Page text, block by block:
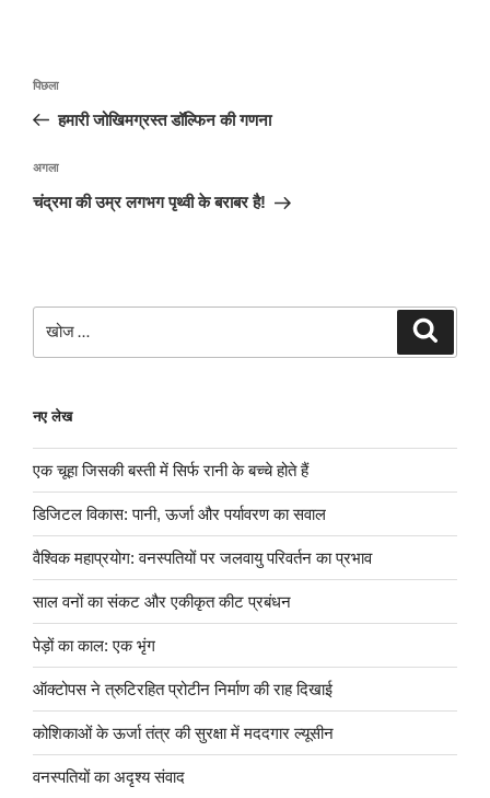
पोस्ट
पिछला
पोस्ट:
पिछला
हमारी जोखिमग्रस्त डॉल्फिन की गणना
अगली
पोस्ट
अगला
चंद्रमा की उम्र लगभग पृथ्वी के बराबर है!
खोजे
नए लेख
एक चूहा जिसकी बस्ती में सिर्फ रानी के बच्चे होते हैं
डिजिटल विकास: पानी, ऊर्जा और पर्यावरण का सवाल
वैश्विक महाप्रयोग: वनस्पतियों पर जलवायु परिवर्तन का प्रभाव
साल वनों का संकट और एकीकृत कीट प्रबंधन
पेड़ों का काल: एक भृंग
ऑक्टोपस ने त्रुटिरहित प्रोटीन निर्माण की राह दिखाई
कोशिकाओं के ऊर्जा तंत्र की सुरक्षा में मददगार ल्यूसीन
वनस्पतियों का अदृश्य संवाद